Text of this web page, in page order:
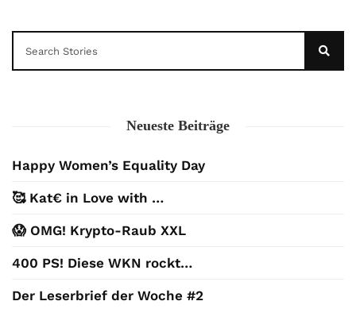
Neueste Beiträge
Happy Women’s Equality Day
🥰 Kat€ in Love with …
😱 OMG! Krypto-Raub XXL
400 PS! Diese WKN rockt…
Der Leserbrief der Woche #2